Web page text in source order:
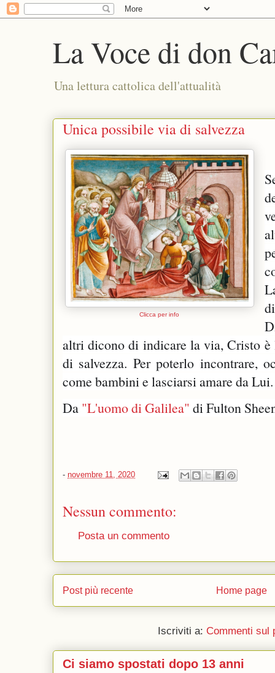
La Voce di don
Una lettura cattolica dell'attualità
Unica possibile via di salvezza
Clicca per info
altri dicono di indicare la via, Cristo
di salvezza. Per poterlo incontrare,
come bambini e lasciarsi amare da
Da "L'uomo di Galilea" di Fulton
- novembre 11, 2020
Nessun commento:
Posta un commento
Post più recente Home page
Iscriviti a: Commenti sul
Ci siamo spostati dopo 13 anni